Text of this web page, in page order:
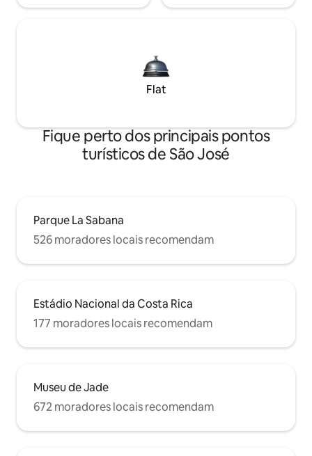
Flat
Fique perto dos principais pontos
turísticos de São José
Parque La Sabana
526 moradores locais recomendam
Estádio Nacional da Costa Rica
177 moradores locais recomendam
Museu de Jade
672 moradores locais recomendam